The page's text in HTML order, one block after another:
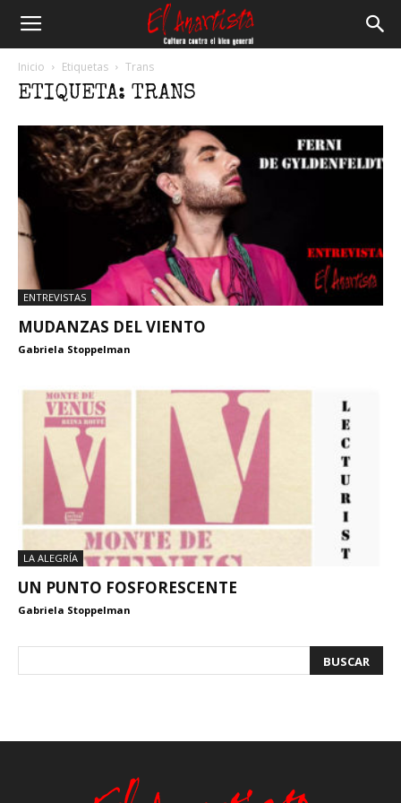
Inicio Etiquetas Trans
ETIQUETA: TRANS
ENTREVISTAS
MUDANZAS DEL VIENTO
Gabriela Stoppelman
LA ALEGRÍA
UN PUNTO FOSFORESCENTE
Gabriela Stoppelman